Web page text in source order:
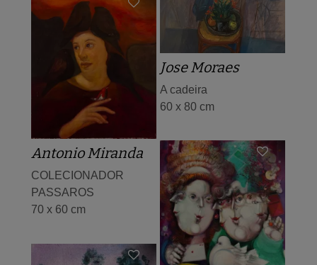
Jose Moraes
A cadeira
60 x 80 cm
Antonio Miranda
COLECIONADOR
PASSAROS
70 x 60 cm